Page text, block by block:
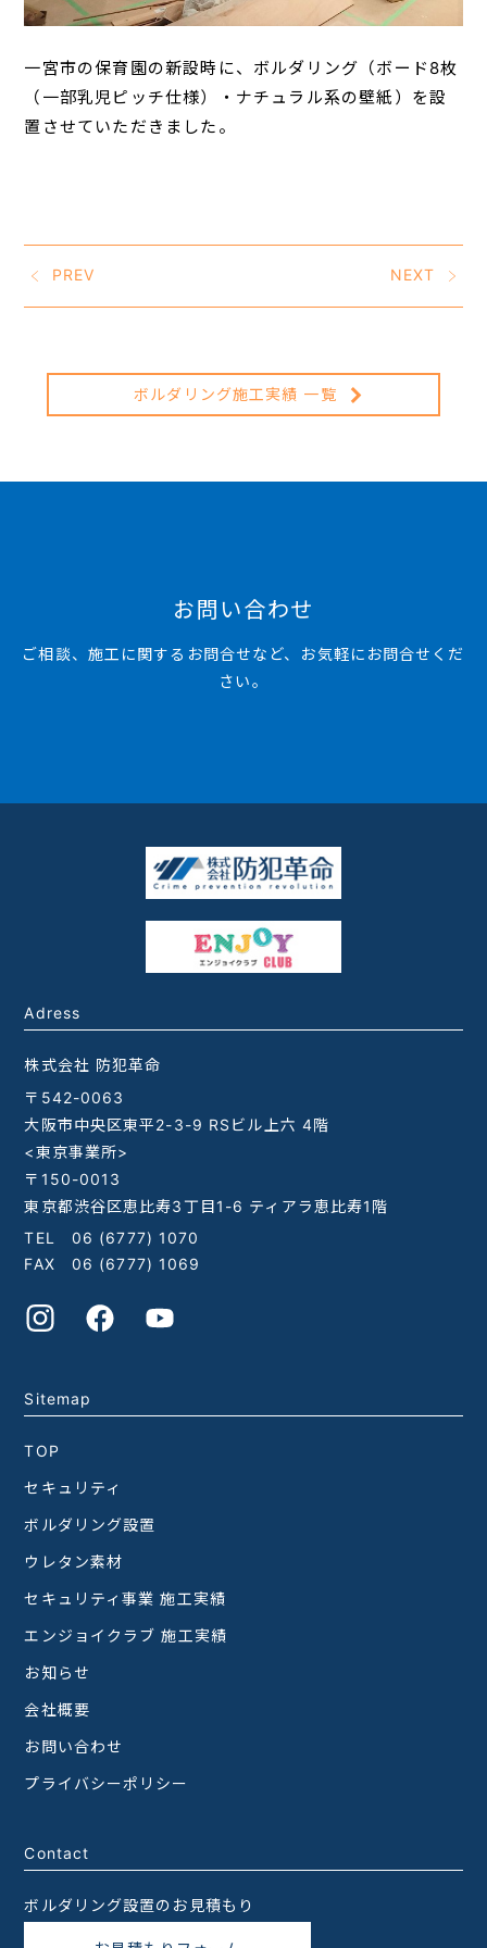
一宮市の保育園の新設時に、ボルダリング（ボード8枚
（一部乳児ピッチ仕様）・ナチュラル系の壁紙）を設
置させていただきました。
PREV NEXT
ボルダリング施工実績 一覧
お問い合わせ
ご相談、施工に関するお問合せなど、お気軽にお問合せくだ
さい。
Adress
株式会社 防犯革命
〒542-0063
大阪市中央区東平2-3-9 RSビル上六 4階
<東京事業所>
〒150-0013
東京都渋谷区恵比寿3丁目1-6 ティアラ恵比寿1階
TEL 06 (6777) 1070
FAX 06 (6777) 1069
Sitemap
TOP
セキュリティ
ボルダリング設置
ウレタン素材
セキュリティ事業 施工実績
エンジョイクラブ 施工実績
お知らせ
会社概要
お問い合わせ
プライバシーポリシー
Contact
ボルダリング設置のお見積もり